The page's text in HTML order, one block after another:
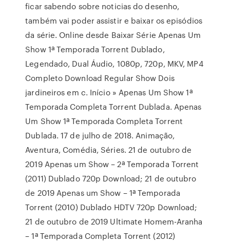
ficar sabendo sobre noticias do desenho,
também vai poder assistir e baixar os episódios
da série. Online desde Baixar Série Apenas Um
Show 1ª Temporada Torrent Dublado,
Legendado, Dual Áudio, 1080p, 720p, MKV, MP4
Completo Download Regular Show Dois
jardineiros em c. Início » Apenas Um Show 1ª
Temporada Completa Torrent Dublada. Apenas
Um Show 1ª Temporada Completa Torrent
Dublada. 17 de julho de 2018. Animação,
Aventura, Comédia, Séries. 21 de outubro de
2019 Apenas um Show – 2ª Temporada Torrent
(2011) Dublado 720p Download; 21 de outubro
de 2019 Apenas um Show – 1ª Temporada
Torrent (2010) Dublado HDTV 720p Download;
21 de outubro de 2019 Ultimate Homem-Aranha
– 1ª Temporada Completa Torrent (2012)